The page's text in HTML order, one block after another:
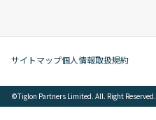
サイトマップ個人情報取扱規約
©︎Tiglon Partners Limited. All. Right Reserved.